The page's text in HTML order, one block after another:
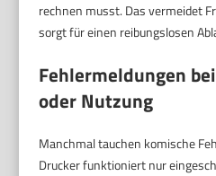
rechnen musst. Das vermeidet
sorgt für einen reibungslosen
Fehlermeldungen
oder Nutzung
Manchmal tauchen komische
Drucker funktioniert nur